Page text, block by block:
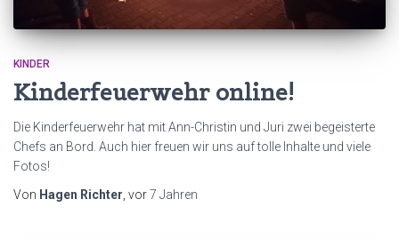
KINDER
Kinderfeuerwehr online!
Die Kinderfeuerwehr hat mit Ann-Christin und Juri zwei begeisterte
Chefs an Bord. Auch hier freuen wir uns auf tolle Inhalte und viele
Fotos!
Von Hagen Richter , vor7 Jahren